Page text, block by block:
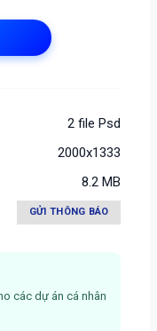
2 file Psd
2000x1333
8.2 MB
GỬI THÔNG BÁO
các dự án cá nhân